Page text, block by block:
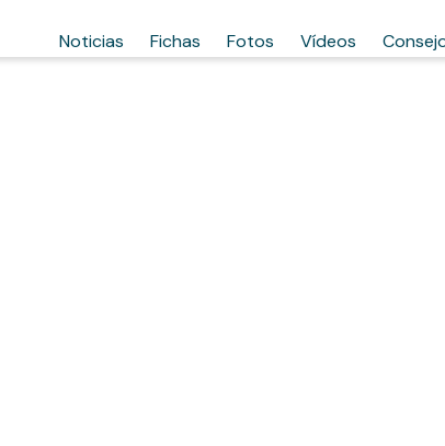
Noticias Fichas Fotos Vídeos